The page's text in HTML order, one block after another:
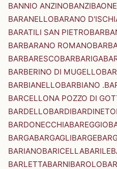
BANNIO ANZINOBANZIBAONE
BARANELLOBARANO
BARATILI SAN PIETRO
BARBARANO ROMANO
BARBARESCOBARBARIGA
BARBERINO DI MUGELLO
BARBIANELLOBARBIANO
BARCELLONA POZZO DI
BARDELLOBARDIBARDINETO
BARDONECCHIABAREGGIO
BARGABARGAGLIBARGE
BARIANOBARICELLABARILE
BARLETTABARNIBAROLO